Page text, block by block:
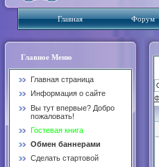
Главная Форум
Главное Меню
Главная страница
Информация о сайте
Вы тут впервые? Добро
пожаловать!
Гостевая книга
Обмен баннерами
Сделать стартовой